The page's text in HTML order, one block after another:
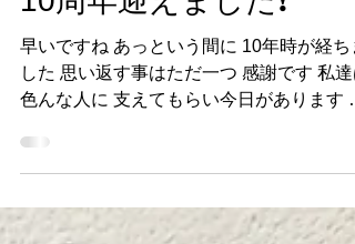
10周年迎えました❗️
早いですね あっという間に 10年時が経ち
した 思い返す事はただ一つ 感謝です 私達
色んな人に 支えてもらい今日があります
えてもらいました...